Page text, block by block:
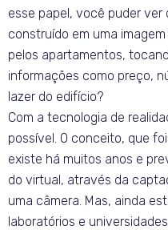
esse papel, você puder ver
construído em uma
pelos apartamentos,
informações como preço,
lazer do edifício?
Com a tecnologia de
possível. O conceito, que
existe há muitos anos e
do virtual, através da
uma câmera. Mas, ainda
laboratórios e